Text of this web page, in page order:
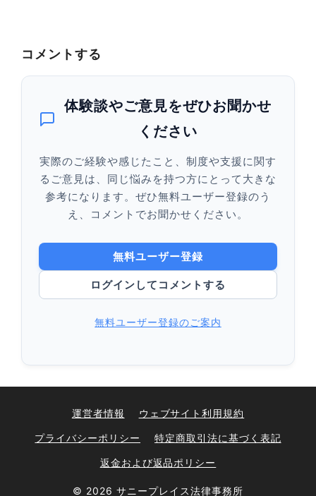
コメントする
体験談やご意見をぜひお聞かせ
ください
実際のご経験や感じたこと、制度や支援に関す
るご意見は、同じ悩みを持つ方にとって大きな
参考になります。ぜひ無料ユーザー登録のう
え、コメントでお聞かせください。
無料ユーザー登録
ログインしてコメントする
無料ユーザー登録のご案内
運営者情報 ウェブサイト利用規約
プライバシーポリシー 特定商取引法に基づく表記
返金および返品ポリシー
© 2026 サニープレイス法律事務所